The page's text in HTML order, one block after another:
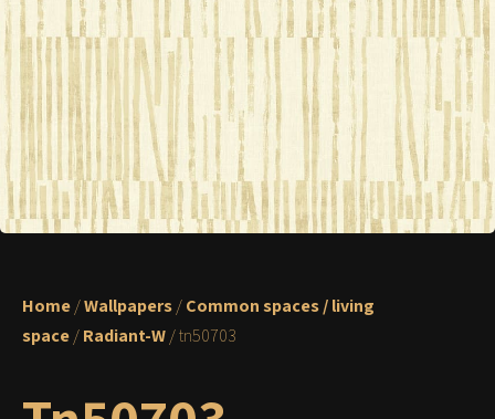
Home/Wallpapers/Common spaces / living
space/Radiant-W/ tn50703